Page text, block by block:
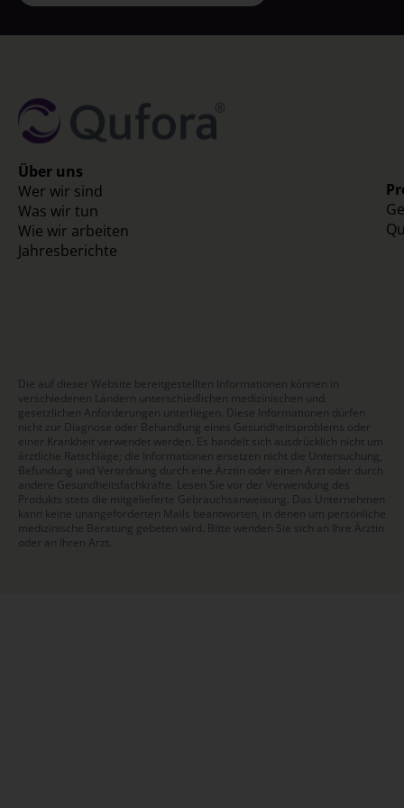
Über uns
Wer wir sind
Was wir tun
Wie wir arbeiten
Jahresberichte
Die auf dieser Website bereitgestellten Informationen können in
verschiedenen Ländern unterschiedlichen medizinischen und
gesetzlichen Anforderungen unterliegen. Diese Informationen dürfen
nicht zur Diagnose oder Behandlung eines Gesundheitsproblems oder
einer Krankheit verwendet werden. Es handelt sich ausdrücklich nicht um
ärztliche Ratschläge; die Informationen ersetzen nicht die Untersuchung,
Befundung und Verordnung durch eine Ärztin oder einen Arzt oder durch
andere Gesundheitsfachkräfte. Lesen Sie vor der Verwendung des
Produkts stets die mitgelieferte Gebrauchsanweisung. Das Unternehmen
kann keine unangeforderten Mails beantworten, in denen um persönliche
medizinische Beratung gebeten wird. Bitte wenden Sie sich an Ihre Ärztin
oder an Ihren Arzt.